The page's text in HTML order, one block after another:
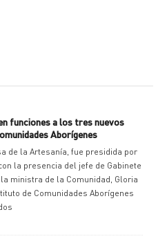
funciones a los tres nuevos
Aborígenes
de la Artesanía, fue presidida por
la presencia del jefe de Gabinete
ministra de la Comunidad, Gloria
de Comunidades Aborígenes